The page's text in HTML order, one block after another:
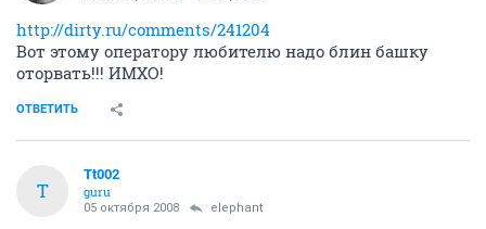
http://dirty.ru/comments/241204
Вот этому оператору любителю надо блин башку
оторвать!!! ИМХО!
ОТВЕТИТЬ
T
Tt002
guru
05 октября 2008 elephant